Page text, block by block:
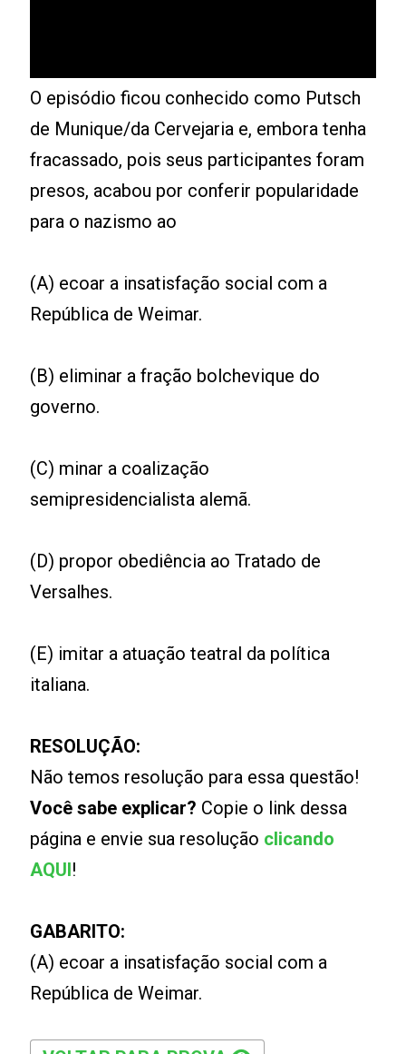
O episódio ficou conhecido como Putsch
de Munique/da Cervejaria e, embora tenha
fracassado, pois seus participantes foram
presos, acabou por conferir popularidade
para o nazismo ao
(A) ecoar a insatisfação social com a
República de Weimar.
(B) eliminar a fração bolchevique do
governo.
(C) minar a coalização
semipresidencialista alemã.
(D) propor obediência ao Tratado de
Versalhes.
(E) imitar a atuação teatral da política
italiana.
RESOLUÇÃO:
Não temos resolução para essa questão!
Você sabe explicar? Copie o link dessa
página e envie sua resolução clicando
AQUI!
GABARITO:
(A) ecoar a insatisfação social com a
República de Weimar.